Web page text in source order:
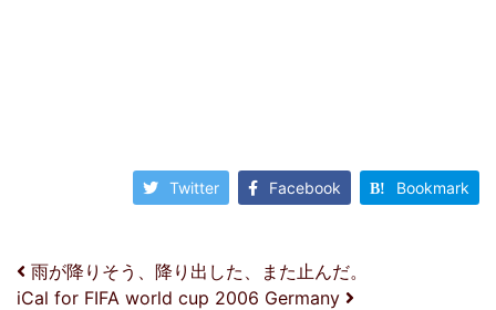
Twitter Facebook Bookmark
投稿ナビゲーション
雨が降りそう、降り出した、また止んだ。
iCal for FIFA world cup 2006 Germany